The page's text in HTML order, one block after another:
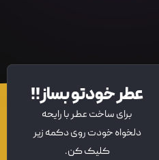
عطر خودتو بساز!!
برای ساخت عطر با رایحه
دلخواه خودت روی دکمه زیر
کلیک کن.